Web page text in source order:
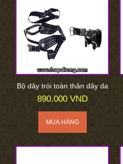
Bộ dây trói toàn thân dây da
890.000 VND